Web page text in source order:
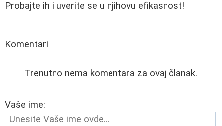
Probajte ih i uverite se u njihovu efikasnost!
Komentari
Trenutno nema komentara za ovaj članak.
Vaše ime: